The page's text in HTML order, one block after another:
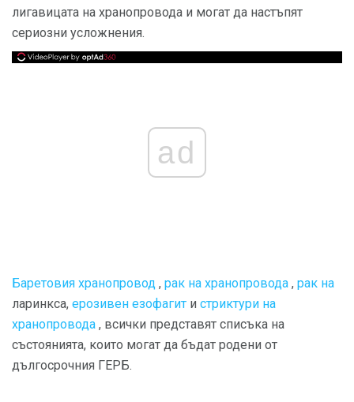
лигавицата на хранопровода и могат да настъпят
сериозни усложнения.
ad
Баретовия хранопровод , рак на хранопровода , рак на
ларинкса, ерозивен езофагит и стриктури на
хранопровода , всички представят списъка на
състоянията, които могат да бъдат родени от
дългосрочния ГЕРБ.